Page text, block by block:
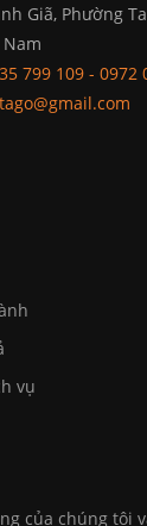
Giã, Phường
799 109 - 0972
vụ
của chúng tôi